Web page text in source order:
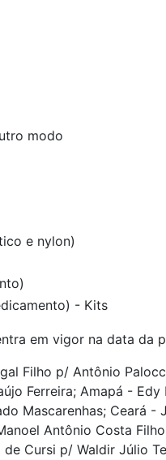
modo
e nylon)
- Kits
em vigor na data da
Filho p/ Antônio
Ferreira; Amapá -
Mascarenhas; Ceará
Antônio Costa
Cursi p/ Waldir Júlio